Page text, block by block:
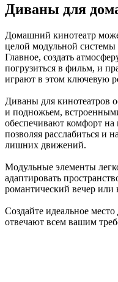
Диваны для
Домашний кинотеатр
целой модульной
Главное, создать
погрузиться в фильм, и
играют в этом ключевую
Диваны для кинотеатров
и подножьем,
обеспечивают комфорт на
позволяя расслабиться и
лишних движений.
Модульные элементы
адаптировать
романтический вечер или
Создайте идеальное
отвечают всем вашим